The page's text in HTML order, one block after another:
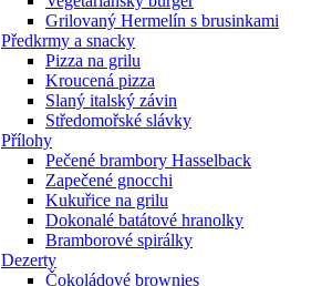
Grilovaný Hermelín s brusinkami
Předkrmy a snacky
Pizza na grilu
Kroucená pizza
Slaný italský závin
Středomořské slávky
Přílohy
Pečené brambory Hasselback
Zapečené gnocchi
Kukuřice na grilu
Dokonalé batátové hranolky
Bramborové spirálky
Dezerty
Čokoládové brownies